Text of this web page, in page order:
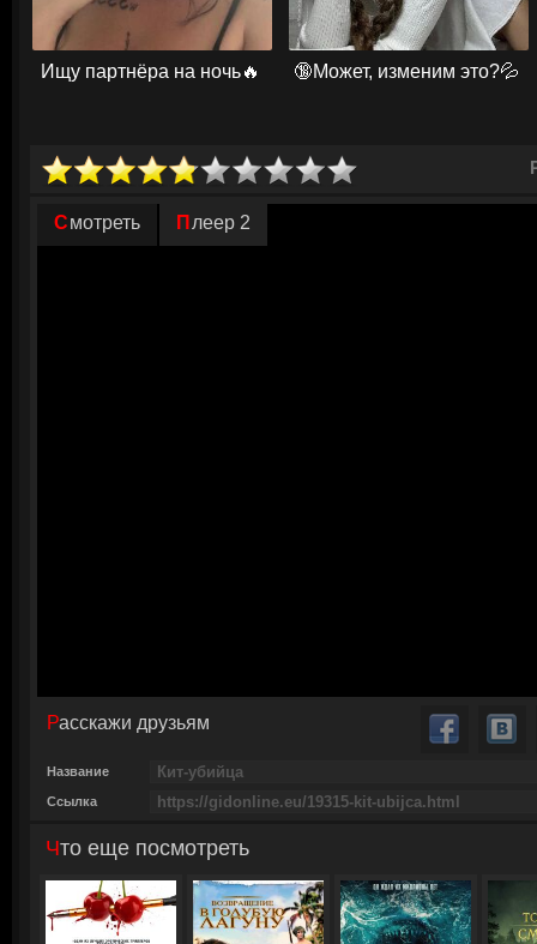
Ищу партнёра на ночь🔥 🔞Может, изменим это?💦
Смотреть Плеер 2
Расскажи друзьям
Название
Ссылка
Что еще посмотреть